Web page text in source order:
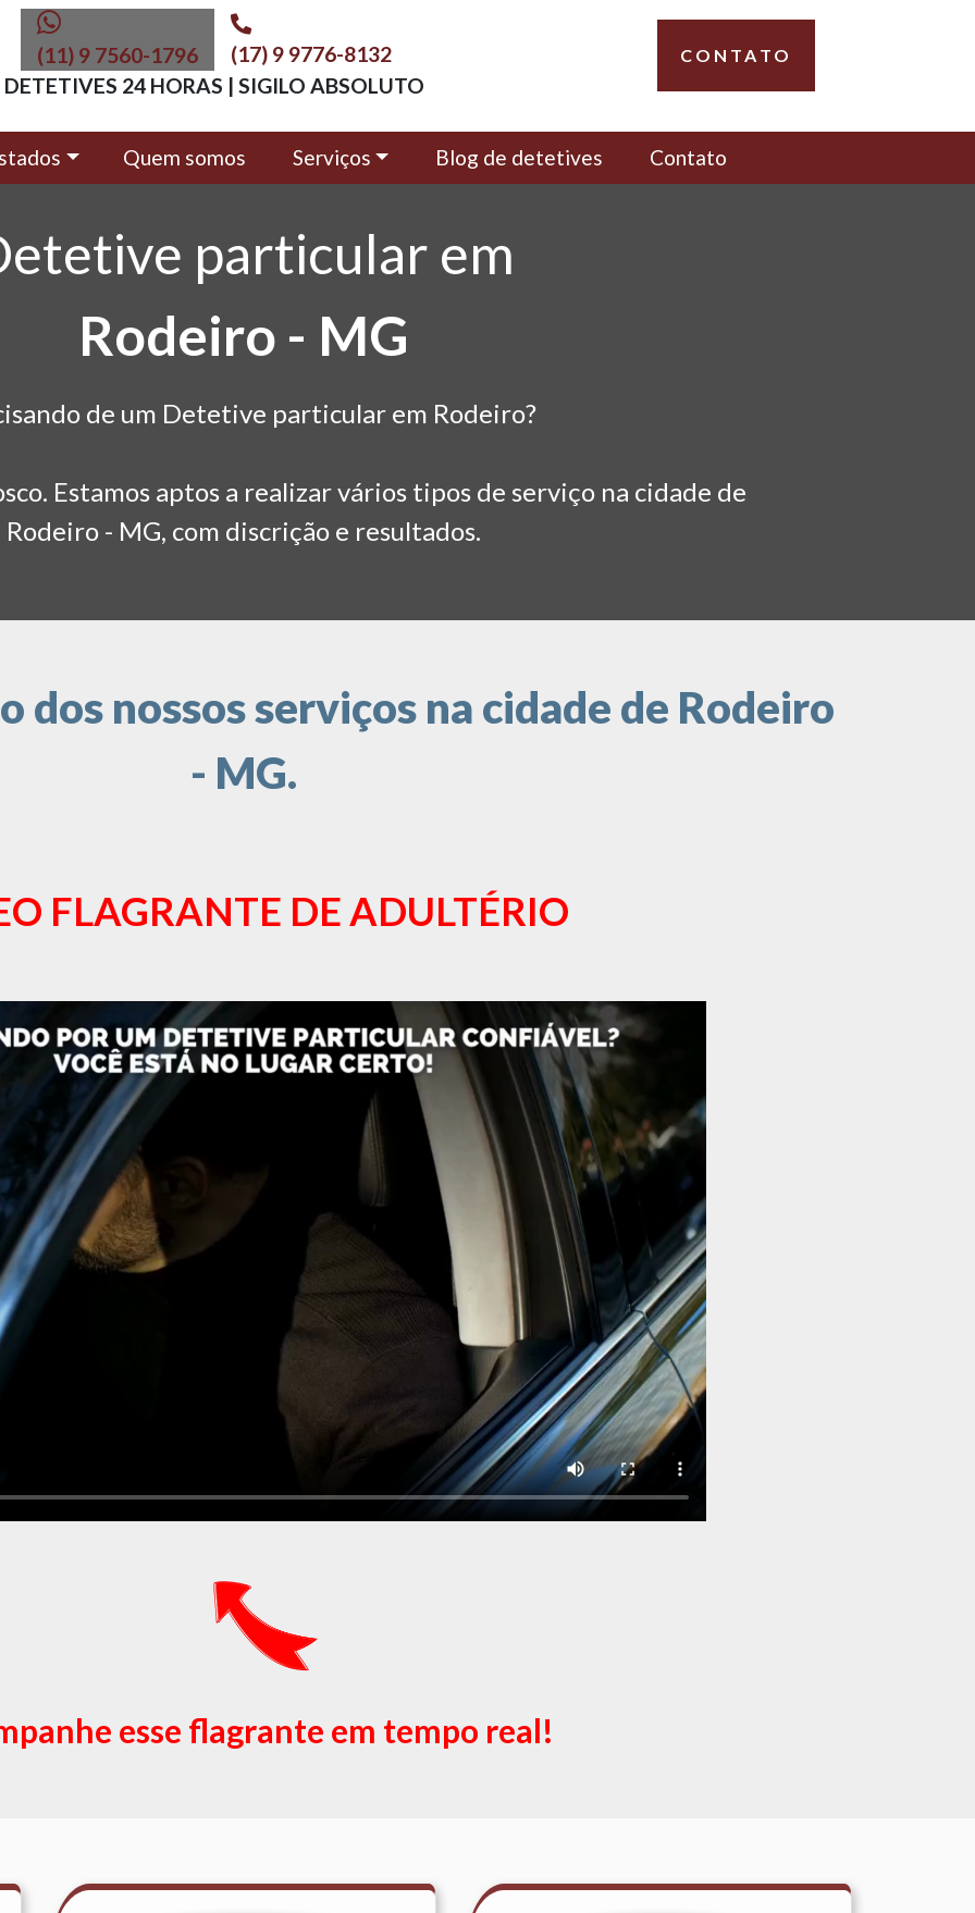
(11) 9 7560-1796
(17) 9 9776-8132
DETETIVES 24 HORAS | SIGILO ABSOLUTO
CONTATO
Quem somos Serviços Blog de detetives Contato
particular em
Rodeiro - MG
de um Detetive particular em Rodeiro?
Estamos aptos a realizar vários tipos de serviço na cidade de
Rodeiro - MG, com discrição e resultados.
dos nossos serviços na cidade de Rodeiro
- MG.
FLAGRANTE DE ADULTÉRIO
esse flagrante em tempo real!